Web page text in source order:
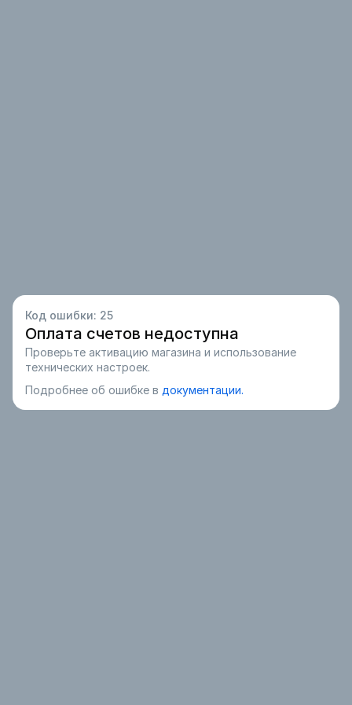
Код ошибки: 25
Оплата счетов недоступна
Проверьте активацию магазина и использование
технических настроек.
Подробнее об ошибке в документации.